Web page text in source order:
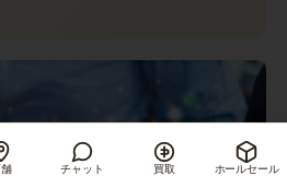
商品を見る
チャット 買取 ホールセール